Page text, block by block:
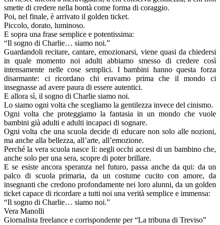
smette di credere nella bontà come forma di coraggio.
Poi, nel finale, è arrivato il golden ticket.
Piccolo, dorato, luminoso.
E sopra una frase semplice e potentissima:
“Il sogno di Charlie… siamo noi.”
Guardandoli recitare, cantare, emozionarsi, viene quasi da chiedersi
in quale momento noi adulti abbiamo smesso di credere così
intensamente nelle cose semplici. I bambini hanno questa forza
disarmante: ci ricordano chi eravamo prima che il mondo ci
insegnasse ad avere paura di essere autentici.
E allora sì, il sogno di Charlie siamo noi.
Lo siamo ogni volta che scegliamo la gentilezza invece del cinismo.
Ogni volta che proteggiamo la fantasia in un mondo che vuole
bambini già adulti e adulti incapaci di sognare.
Ogni volta che una scuola decide di educare non solo alle nozioni,
ma anche alla bellezza, all’arte, all’emozione.
Perché la vera scuola nasce lì: negli occhi accesi di un bambino che,
anche solo per una sera, scopre di poter brillare.
E se esiste ancora speranza nel futuro, passa anche da qui: da un
palco di scuola primaria, da un costume cucito con amore, da
insegnanti che credono profondamente nei loro alunni, da un golden
ticket capace di ricordare a tutti noi una verità semplice e immensa:
“Il sogno di Charlie… siamo noi.”
Vera Manolli
Giornalista freelance e corrispondente per “La tribuna di Treviso”